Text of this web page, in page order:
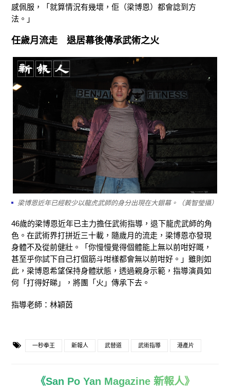
感佩服，「就算情況有幾壞，佢（梁博恩）都會諗到方
法。」
任歲月流走 退居幕後傳承武術之火
梁博恩近年已經較少以龍虎武師的身分出現在大銀幕。（黃智瑩攝）
46歲的梁博恩近年已主力擔任武術指導，退下龍虎武師的角
色。在武術界打拼近三十載，隨歲月的流走，梁博恩亦發現
身體不及從前健壯。「你慢慢覺得個體能上無以前咁好嘅，
甚至乎你試下自己打個筋斗咁樣都會無以前咁好。」雖則如
此，梁博恩希望保持身體狀態，透過親身示範，指導演員如
何「打得好睇」，將團「火」傳承下去。
指導老師：林穎茵
一秒拳王 新報人 武替道 武術指導 港產片
《San Po Yan Magazine 新報人》